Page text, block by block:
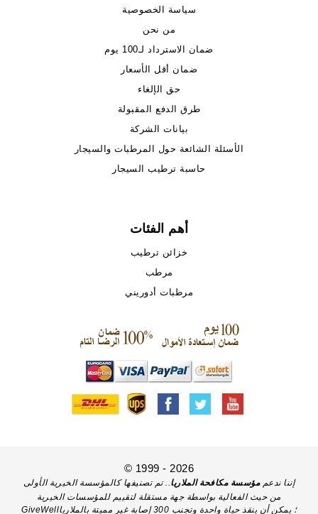
سياسة الخصوصية
من نحن
ضمان الاسترداد لـ100 يوم
ضمان أقل الأسعار
حق الإلغاء
طرق الدفع المقبولة
بيانات الشركة
الأسئلة الشائعة حول المرطبات والسيجار
حاسبة ترطيب السيجار
أهم الفئات
خزائن ترطيب
مرطب
مرطبات أدوريني
© 1999 - 2026
إننا ندعممؤسسة مكافحة الملاريا.. تم تصنيفها كالمؤسسة الخيرية الأولى
من حيث الفعالية بواسطة جهة مستقلة لتقييم للمؤسسات الخيرية
GiveWell؛ يمكن أن ينقذ حياة واحدة وتجنب 300 إصابة غير مميتة بالملاريا